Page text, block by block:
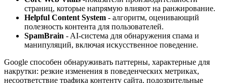
страниц, которые напрямую влияют на ранжирование.
Helpful Content System - алгоритм, оценивающий
полезность контента для пользователей.
SpamBrain - AI-система для обнаружения спама и
манипуляций, включая искусственное поведение.
Google способен обнаруживать паттерны, характерные для
накрутки: резкие изменения в поведенческих метриках,
несоответствие трафика контенту сайта, подозрительные